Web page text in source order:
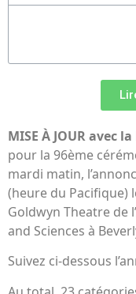
MISE À JOUR avec
pour la 96ème
mardi matin,
(heure du Pacifique)
Goldwyn Theatre de
and Sciences à
Suivez ci-dessous